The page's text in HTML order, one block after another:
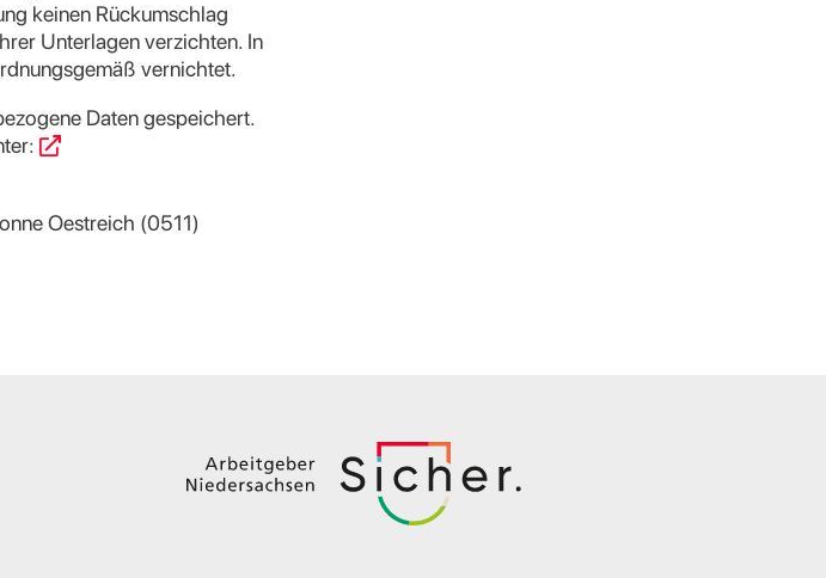
keinen Rückumschlag
Unterlagen verzichten. In
vernichtet.
Daten gespeichert.
Oestreich (0511)